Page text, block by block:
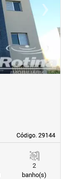
›Next
Código. 29144
Código. 29144
2
banho(s)